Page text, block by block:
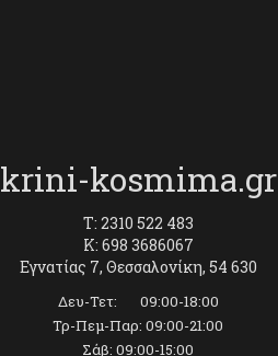
krini-kosmima.gr
T: 2310 522 483
K: 698 3686067
Εγνατίας 7, Θεσσαλονίκη, 54 630
Δευ-Τετ: 09:00-18:00
Τρ-Πεμ-Παρ: 09:00-21:00
Σάβ: 09:00-15:00